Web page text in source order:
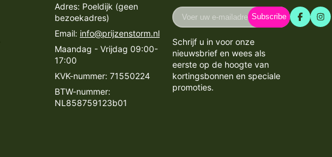
Adres: Poeldijk (geen
bezoekadres)
Email: info@prijzenstorm.nl
Maandag - Vrijdag 09:00-
17:00
KVK-nummer: 71550224
BTW-nummer:
NL858759123b01
Voer
uw
mailadres
in
Subscribe
Schrijf u in voor onze
nieuwsbrief en wees als
eerste op de hoogte van
kortingsbonnen en speciale
promoties.